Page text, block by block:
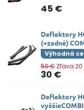
45 €
Deflektory
(+zadné)
Výhodná
30 €
50 € Zľava
Deflektory